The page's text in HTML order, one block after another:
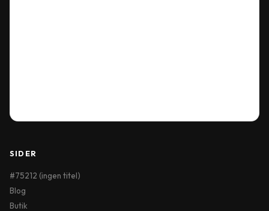
SIDER
#75212 (ingen titel)
Blog
Butik